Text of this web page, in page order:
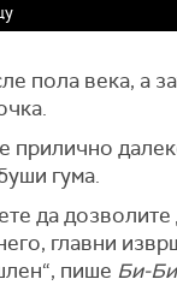
пола века, а
прилично
гума.
да
главни
пише Би-